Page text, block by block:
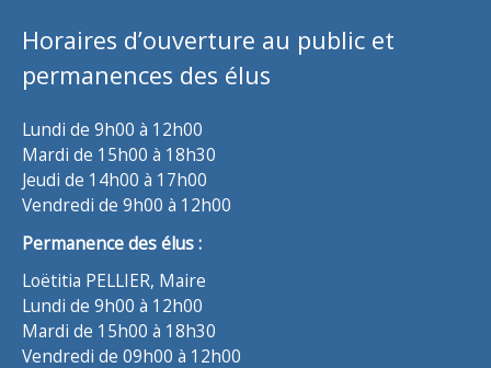
Horaires d’ouverture au public et
permanences des élus
Lundi de 9h00 à 12h00
Mardi de 15h00 à 18h30
Jeudi de 14h00 à 17h00
Vendredi de 9h00 à 12h00
Permanence des élus :
Loëtitia PELLIER, Maire
Lundi de 9h00 à 12h00
Mardi de 15h00 à 18h30
Vendredi de 09h00 à 12h00